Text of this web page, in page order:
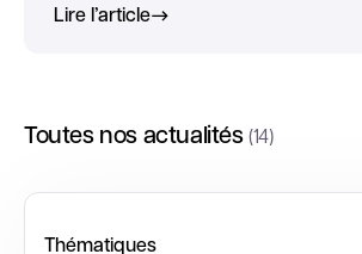
Lire l’article
Toutes nos actualités(14)
Thématiques